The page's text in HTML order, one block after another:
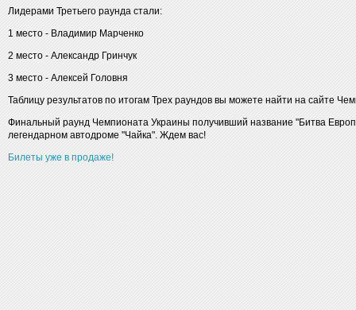
Лидерами Третьего раунда стали:
1 место - Владимир Марченко
2 место - Александр Гринчук
3 место - Алексей Головня
Таблицу результатов по итогам Трех раундов вы можете найти на сайте
Финальный раунд Чемпионата Украины получивший название "Битва
легендарном автодроме "Чайка". Ждем вас!
Билеты уже в продаже!